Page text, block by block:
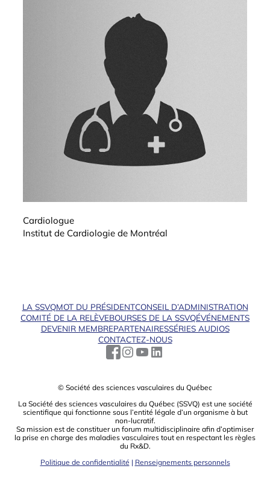
Cardiologue
Institut de Cardiologie de Montréal
LA SSVQMOT DU PRÉSIDENTCONSEIL D’ADMINISTRATION
COMITÉ DE LA RELÈVEBOURSES DE LA SSVQÉVÉNEMENTS
DEVENIR MEMBREPARTENAIRESSÉRIES AUDIOS
CONTACTEZ-NOUS
© Société des sciences vasculaires du Québec
La Société des sciences vasculaires du Québec (SSVQ) est une société
scientiﬁque qui fonctionne sous l’entité légale d’un organisme à but
non-lucratif.
Sa mission est de constituer un forum multidisciplinaire aﬁn d’optimiser
la prise en charge des maladies vasculaires tout en respectant les règles
du Rx&D.
Politique de confidentialité | Renseignements personnels